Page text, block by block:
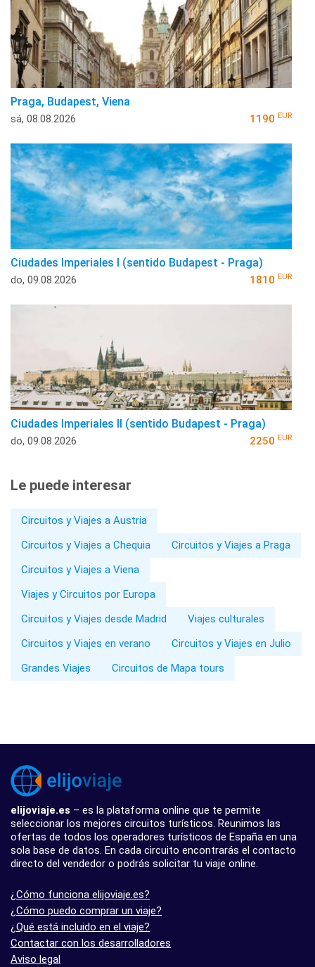
Praga, Budapest, Viena
sá, 08.08.2026 1190 EUR
Ciudades Imperiales I (sentido Budapest - Praga)
do, 09.08.2026 1810 EUR
Ciudades Imperiales II (sentido Budapest - Praga)
do, 09.08.2026 2250 EUR
Le puede interesar
Circuitos y Viajes a Austria
Circuitos y Viajes a Chequia
Circuitos y Viajes a Praga
Circuitos y Viajes a Viena
Viajes y Circuitos por Europa
Circuitos y Viajes desde Madrid
Viajes culturales
Circuitos y Viajes en verano
Circuitos y Viajes en Julio
Grandes Viajes
Circuitos de Mapa tours
elijoviaje.es – es la plataforma online que te permite
seleccionar los mejores circuitos turísticos. Reunimos las
ofertas de todos los operadores turísticos de España en una
sola base de datos. En cada circuito encontrarás el contacto
directo del vendedor o podrás solicitar tu viaje online.
¿Cómo funciona elijoviaje.es?
¿Cómo puedo comprar un viaje?
¿Qué está incluido en el viaje?
Contactar con los desarrolladores
Aviso legal